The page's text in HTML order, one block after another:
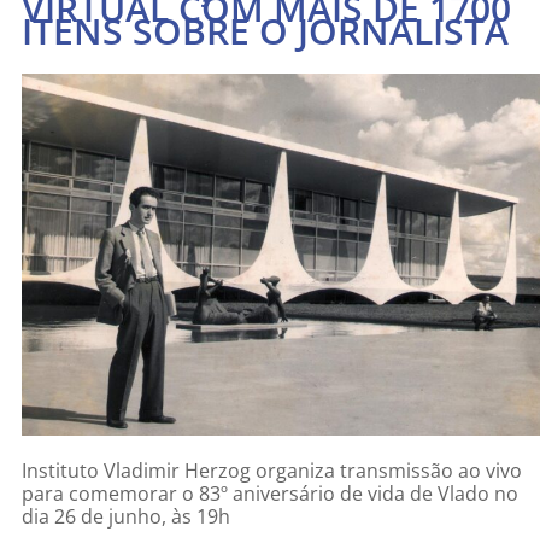
ITENS SOBRE O JORNALISTA
Instituto Vladimir Herzog organiza transmissão ao vivo
para comemorar o 83º aniversário de vida de Vlado no
dia 26 de junho, às 19h